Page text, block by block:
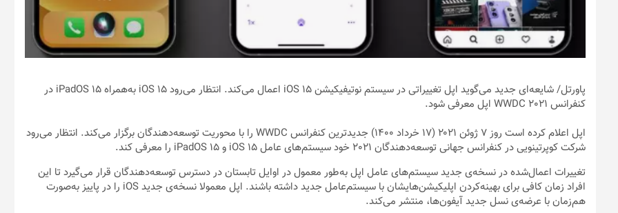
پاورتل
/ شایعه‌ای جدید می‌گوید اپل تغییراتی در سیستم نوتیفیکیشن iOS 15 اعمال می‌کند. انتظار می‌رود iOS 15 به‌همراه iPadOS 15 در
کنفرانس WWDC 2021 اپل معرفی شود.
اپل اعلام کرده است روز ۷ ژوئن ۲۰۲۱ (۱۷ خرداد ۱۴۰۰) جدیدترین کنفرانس WWDC را با محوریت توسعه‌دهندگان برگزار می‌کند. انتظار می‌رود
شرکت کوپرتینویی در کنفرانس جهانی توسعه‌دهندگان 2021 خود سیستم‌های عامل iOS 15 و iPadOS 15 را معرفی کند.
تغییرات اعمال‌شده در نسخه‌ی جدید سیستم‌های عامل اپل به‌طور معمول در اوایل تابستان در دسترس توسعه‌دهندگان قرار می‌گیرد تا این
افراد زمان کافی برای بهینه‌کردن اپلیکیشن‌هایشان با سیستم‌عامل جدید داشته باشند. اپل معمولا نسخه‌ی جدید iOS را در پاییز به‌صورت
هم‌زمان با عرضه‌ی نسل جدید آیفون‌ها، منتشر می‌کند.